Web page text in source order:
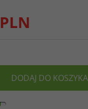
PLN
DODAJ DO KOSZYKA